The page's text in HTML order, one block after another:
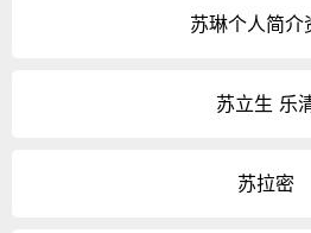
苏琳个人简介
苏立生 乐
苏拉密